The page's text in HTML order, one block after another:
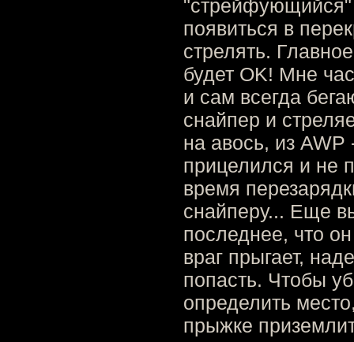
"стрейфующийся"
появиться в
стрелять.
будет OK! Мне
и сам всегда
снайпер и
на авось, из
прицелился и не
время
снайперу... Еще
последнее, что
враг прыгает,
попасть. Чтобы
определить
прыжке